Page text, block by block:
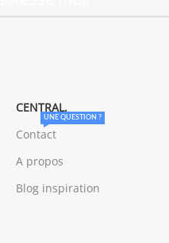
CENTRAL.
Contact
UNE QUESTION ?
A propos
Blog inspiration